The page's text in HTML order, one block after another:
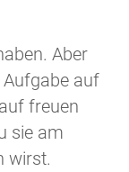
Aber
auf
freuen
sie am
wirst.